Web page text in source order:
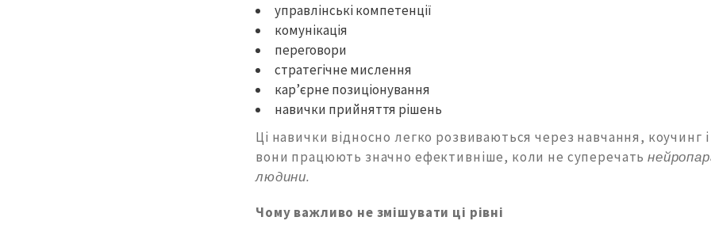
управлінські компетенції
комунікація
переговори
стратегічне мислення
кар’єрне позиціонування
навички прийняття рішень
Ці навички відносно легко розвиваються через навчання, коучинг
вони працюють значно ефективніше, коли не суперечать
людини.
Чому важливо не змішувати ці рівні